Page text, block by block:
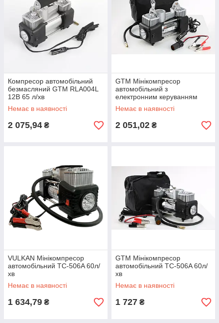
Компресор автомобільний
безмасляний GTM RLA004L
12В 65 л/хв
Немає в наявності
2 075,94 ₴
GTM Мінікомпресор
автомобільний з
електронним керуванням
RLA004L 65л/хв
Немає в наявності
2 051,02 ₴
VULKAN Мінікомпресор
автомобільний TC-506A 60л/
хв
Немає в наявності
1 634,79 ₴
GTM Мінікомпресор
автомобільний TC-506A 60л/
хв
Немає в наявності
1 727 ₴